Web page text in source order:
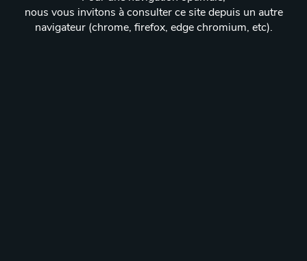
nous vous invitons à consulter ce site depuis un autre
navigateur (chrome, firefox, edge chromium, etc).